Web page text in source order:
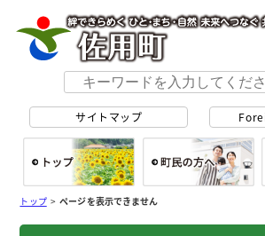
サイトマップ
総合トップ
トップ>ページを表示できません